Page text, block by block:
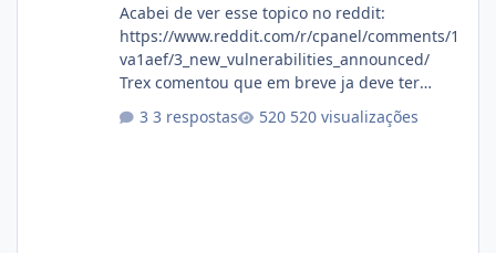
Acabei de ver esse topico no reddit:
https://www.reddit.com/r/cpanel/comments/1
va1aef/3_new_vulnerabilities_announced/
Trex comentou que em breve ja deve ter
3 respostas 520 visualizações